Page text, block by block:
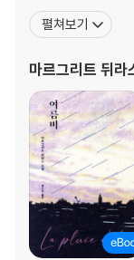
펼쳐보기
마르그리트 뒤라